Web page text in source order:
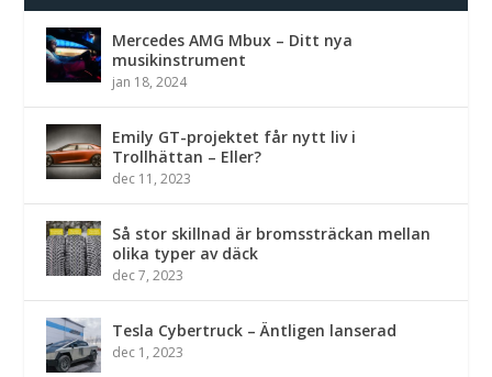
Mercedes AMG Mbux – Ditt nya
musikinstrument
jan 18, 2024
Emily GT-projektet får nytt liv i
Trollhättan – Eller?
dec 11, 2023
Så stor skillnad är bromssträckan mellan
olika typer av däck
dec 7, 2023
Tesla Cybertruck – Äntligen lanserad
dec 1, 2023